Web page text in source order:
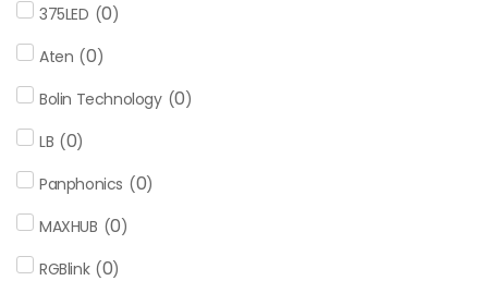
375LED (0)
Aten (0)
Bolin Technology (0)
LB (0)
Panphonics (0)
MAXHUB (0)
RGBlink (0)